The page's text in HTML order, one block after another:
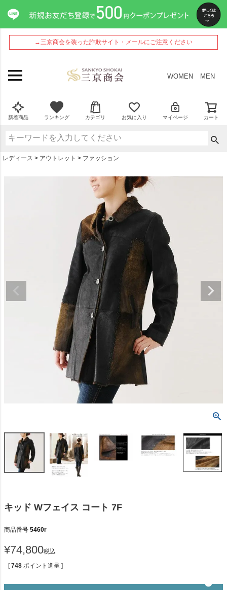
→三京商会を装った詐欺サイト・メールにご注意ください
WOMEN MEN
新着商品 ランキング カテゴリ お気に入り マイページ カート
レディース アウトレット ファッション
キッド Wフェイス コート 7F
商品番号 5460r
¥74,800税込
[ 748 ポイント進呈 ]
ペー
ジト
ップ
へ